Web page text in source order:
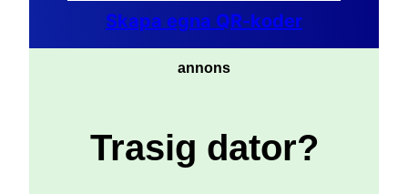
Skapa egna QR-koder
annons
Trasig dator?